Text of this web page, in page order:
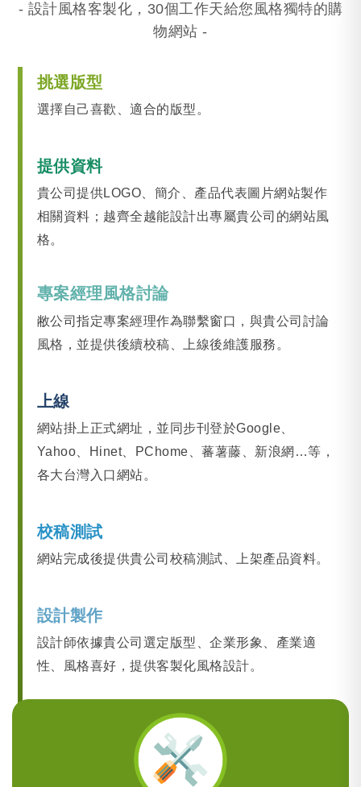
- 設計風格客製化，30個工作天給您風格獨特的購
物網站 -
挑選版型
選擇自己喜歡、適合的版型。
提供資料
貴公司提供LOGO、簡介、產品代表圖片網站製作
相關資料；越齊全越能設計出專屬貴公司的網站風
格。
專案經理風格討論
敝公司指定專案經理作為聯繫窗口，與貴公司討論
風格，並提供後續校稿、上線後維護服務。
上線
網站掛上正式網址，並同步刊登於Google、
Yahoo、Hinet、PChome、蕃薯藤、新浪網…等，
各大台灣入口網站。
校稿測試
網站完成後提供貴公司校稿測試、上架產品資料。
設計製作
設計師依據貴公司選定版型、企業形象、產業適
性、風格喜好，提供客製化風格設計。